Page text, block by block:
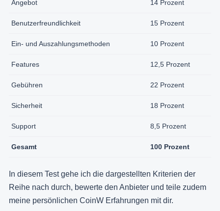
Angebot 14 Prozent
Benutzerfreundlichkeit 15 Prozent
Ein- und Auszahlungsmethoden 10 Prozent
Features 12,5 Prozent
Gebühren 22 Prozent
Sicherheit 18 Prozent
Support 8,5 Prozent
Gesamt 100 Prozent
In diesem Test gehe ich die dargestellten Kriterien der
Reihe nach durch, bewerte den Anbieter und teile zudem
meine persönlichen CoinW Erfahrungen mit dir.